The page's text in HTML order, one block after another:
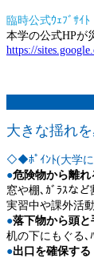
臨時公式ｳｪﾌﾞｻｲﾄ
本学の公式HPが
https://
大きな揺れ
◇◆ﾎﾟｲﾝﾄ(大学
●危険物から離れ
窓や棚､ｶﾞﾗｽな
実習中や課外活
●落下物から頭と
机の下にもぐる､
●出口を確保する